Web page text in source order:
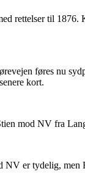
rettelser til
føres nu
kort.
mod NV fra
er tydelig, men